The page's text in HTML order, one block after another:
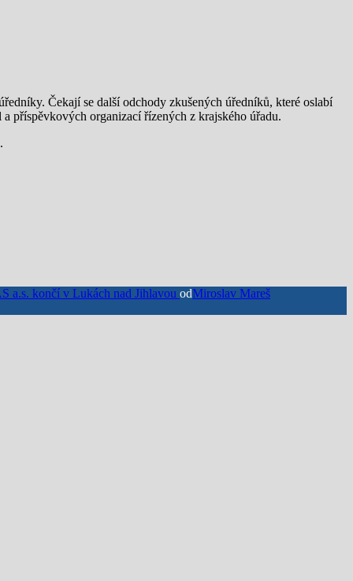
Čekají se další odchody zkušených úředníků, které oslabí
příspěvkových organizací řízených z krajského úřadu.
a.s. končí v Lukách nad Jihlavou odMiroslav Mareš